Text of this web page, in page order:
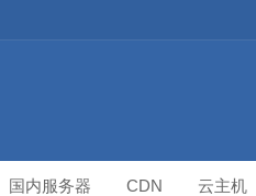
国内服务器 CDN 云主机